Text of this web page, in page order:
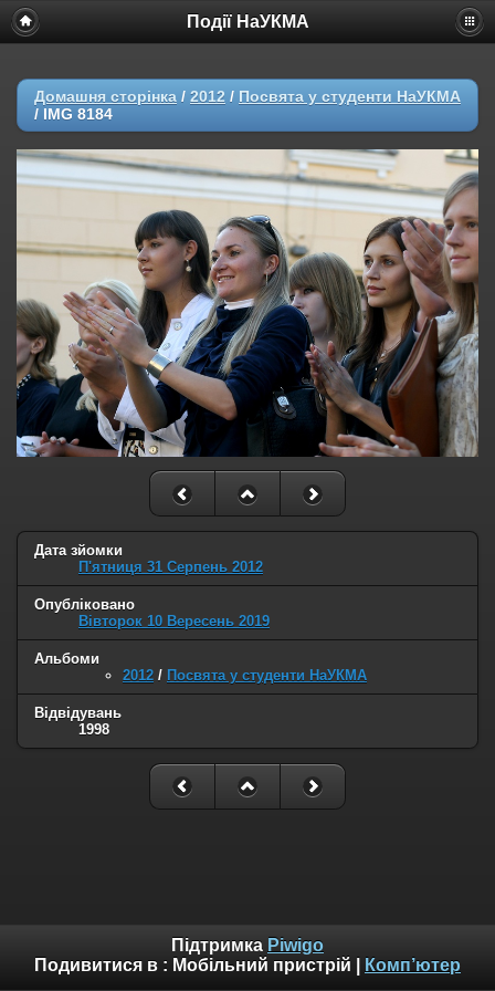
Події НаУКМА
Домашня сторінка / 2012 / Посвята у студенти НаУКМА
/ IMG 8184
Дата зйомки
П'ятниця 31 Серпень 2012
Опубліковано
Вівторок 10 Вересень 2019
Альбоми
2012 / Посвята у студенти НаУКМА
Відвідувань
1998
Підтримка Piwigo
Подивитися в : Мобільний пристрій Комп’ютер